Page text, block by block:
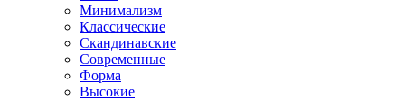
Минимализм
Классические
Скандинавские
Современные
Форма
Высокие